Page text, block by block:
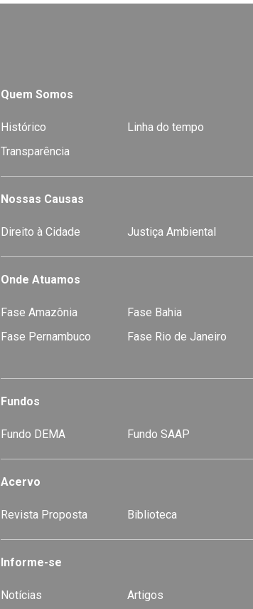
Quem Somos
Histórico Linha do tempo
Transparência
Nossas Causas
Direito à Cidade Justiça Ambiental
Onde Atuamos
Fase Amazônia Fase Bahia
Fase Pernambuco
Fase Rio de Janeiro
Fundos
Fundo DEMA Fundo SAAP
Acervo
Revista Proposta Biblioteca
Informe-se
Notícias Artigos